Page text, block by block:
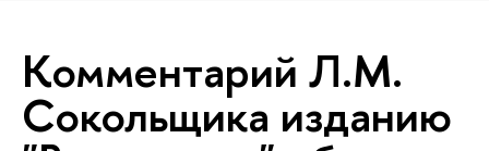
Комментарий Л.М.
Сокольщика изданию